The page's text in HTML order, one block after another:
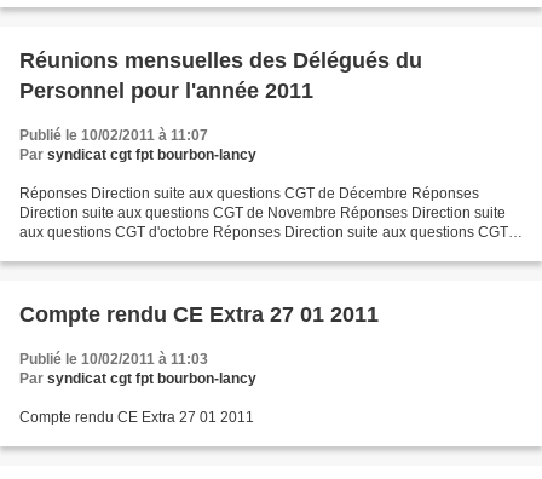
Réunions mensuelles des Délégués du
Personnel pour l'année 2011
Publié le 10/02/2011 à 11:07
Par syndicat cgt fpt bourbon-lancy
Réponses Direction suite aux questions CGT de Décembre Réponses
Direction suite aux questions CGT de Novembre Réponses Direction suite
aux questions CGT d'octobre Réponses Direction suite aux questions CGT
Compte rendu CE Extra 27 01 2011
Publié le 10/02/2011 à 11:03
Par syndicat cgt fpt bourbon-lancy
Compte rendu CE Extra 27 01 2011